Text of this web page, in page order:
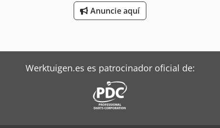
Anuncie aquí
Werktuigen.es es patrocinador oficial de: